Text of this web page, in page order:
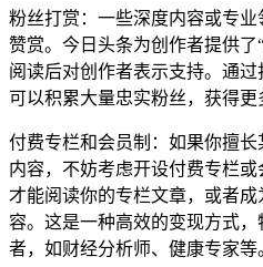
粉丝打赏：一些深度内容或专
赞赏。今日头条为创作者提供
阅读后对创作者表示支持。通
可以积累大量忠实粉丝，获得更
付费专栏和会员制：如果你擅
内容，不妨考虑开设付费专栏
才能阅读你的专栏文章，或者
容。这是一种高效的变现方式
者，如财经分析师、健康专家等